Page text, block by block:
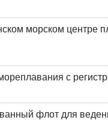
морском центре
с
флот для